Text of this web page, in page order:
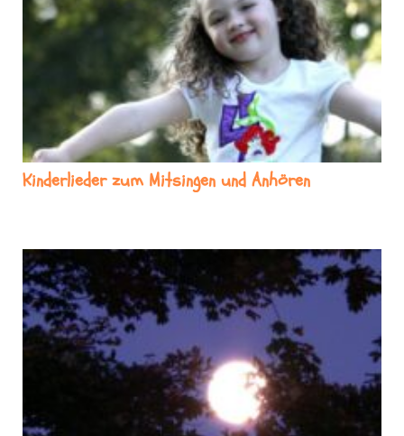
Kinderlieder zum Mitsingen und Anhören